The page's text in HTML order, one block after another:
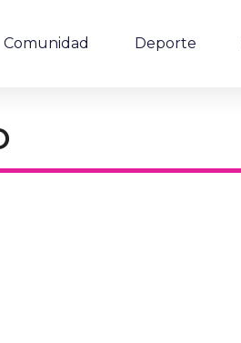
Comunidad Deporte